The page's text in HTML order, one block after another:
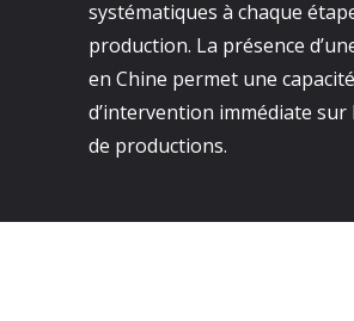
systématiques à chaque
production. La présence
en Chine permet une capacité
d’intervention immédiate sur
de productions.